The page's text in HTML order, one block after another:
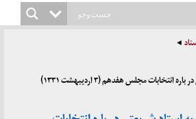
مجلس هفدهم (۳ اردیبهشت ۱۳۳۱)